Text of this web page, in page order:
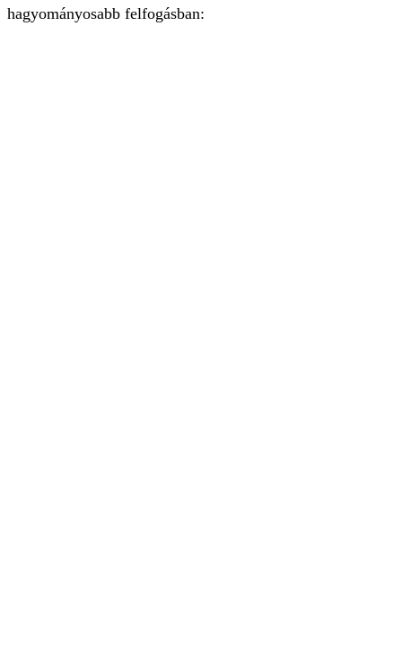
hagyományosabb felfogásban: